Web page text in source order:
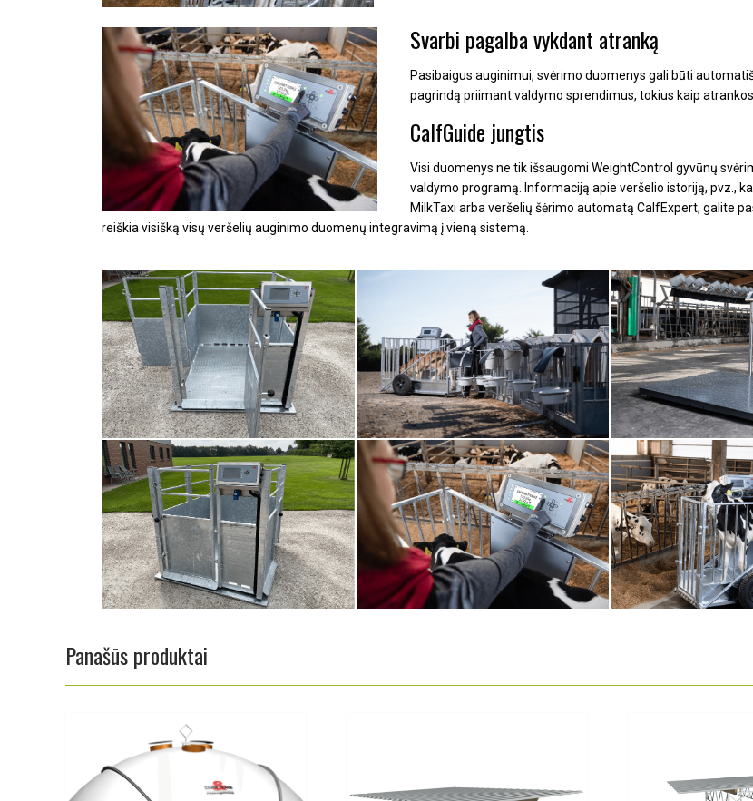
Svarbi pagalba vykdant atranką
Pasibaigus auginimui, svėrimo duomenys gali būti
pagrindą priimant valdymo sprendimus, tokius kaip
CalfGuide jungtis
Visi duomenys ne tik išsaugomi WeightControl gyvūnų
valdymo programą.
Informaciją apie veršelio istoriją, pvz.,
MilkTaxi arba veršelių šėrimo automatą CalfExpert, galite
reiškia visišką visų veršelių auginimo duomenų integravimą į vieną sistemą.
Panašūs produktai